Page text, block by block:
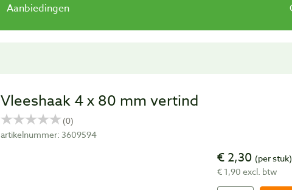
Aanbiedingen
Vleeshaak 4 x 80 mm vertind
artikelnummer: 3609594
€ 2,30 (per stuk)
€ 1,90 excl. btw